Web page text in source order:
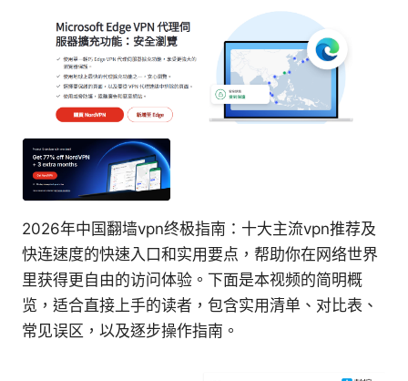
2026年中国翻墙vpn终极指南：十大主流vpn推荐及
快连速度的快速入口和实用要点，帮助你在网络世界
里获得更自由的访问体验。下面是本视频的简明概
览，适合直接上手的读者，包含实用清单、对比表、
常见误区，以及逐步操作指南。